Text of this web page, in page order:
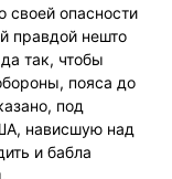
своей опасности
правдой нешто
так, чтобы
пояса до
под
нависшую над
и бабла